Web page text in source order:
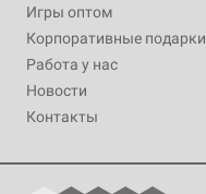
Игры оптом
Корпоративные подарки
Работа у нас
Новости
Контакты